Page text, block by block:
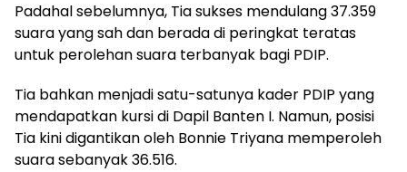
Padahal sebelumnya, Tia sukses mendulang 37.359
suara yang sah dan berada di peringkat teratas
untuk perolehan suara terbanyak bagi PDIP.
Tia bahkan menjadi satu-satunya kader PDIP yang
mendapatkan kursi di Dapil Banten I. Namun, posisi
Tia kini digantikan oleh Bonnie Triyana memperoleh
suara sebanyak 36.516.